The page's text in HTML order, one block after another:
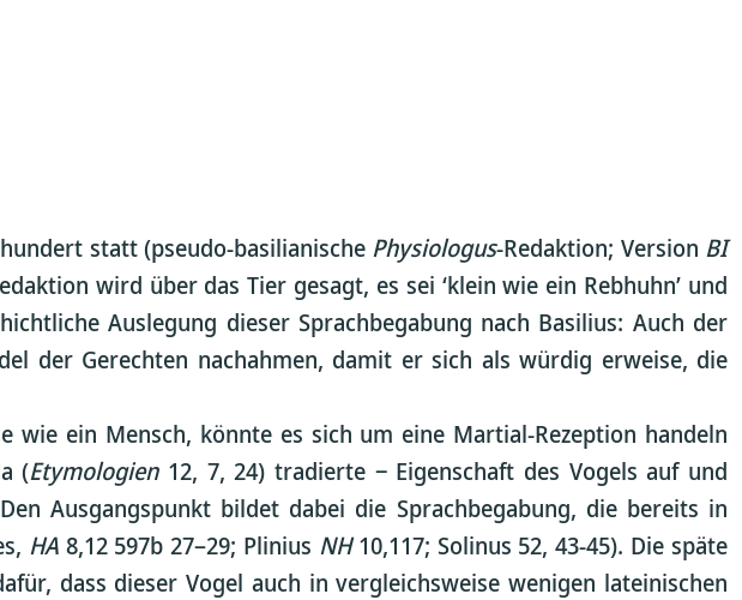
statt (pseudo-basilianische Physiologus-Redaktion; Version BI
wird über das Tier gesagt, es sei ‘klein wie ein Rebhuhn’ und
Auslegung dieser Sprachbegabung nach Basilius: Auch der
der Gerechten nachahmen, damit er sich als würdig erweise, die
wie ein Mensch, könnte es sich um eine Martial-Rezeption handeln
(Etymologien 12, 7, 24) tradierte ‒ Eigenschaft des Vogels auf und
Ausgangspunkt bildet dabei die Sprachbegabung, die bereits in
HA8,12 597b 27–29; Plinius NH10,117; Solinus 52, 43-45). Die späte
dass dieser Vogel auch in vergleichsweise wenigen lateinischen